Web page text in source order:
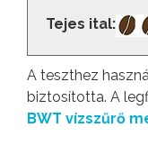
Tejes ital:
A teszthez
biztosította. A
BWT vízszűrő